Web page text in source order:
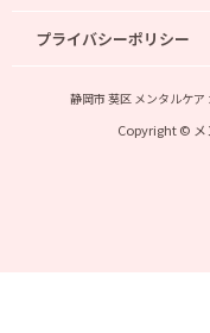
プライバシーポリシー
静岡市 葵区 メンタルケ
Copyright © メ